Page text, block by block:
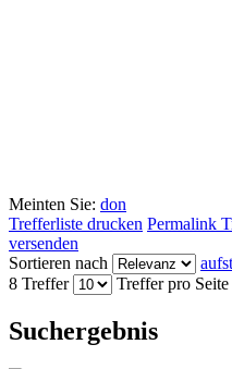
Meinten Sie: don
Trefferliste drucken Permalink
versenden
Sortieren nach
8 Treffer
Treffer pro Seite
Suchergebnis